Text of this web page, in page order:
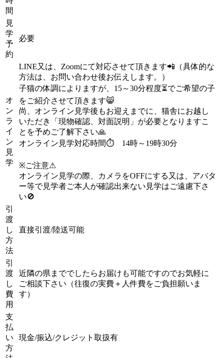
間
見
学
予
約
必要
オ
ン
ラ
イ
ン
見
学
LINE又は、Zoomにて対応させて頂きます📲（具体的な
方法は、お問い合わせ後お伝えします。）
子猫の体調によりますが、15～30分程度⏳でご希望の子
をご紹介させて頂きます😸
尚、オンライン見学後もお迎えまでに、猫舎にお越し
いただき「現物確認、対面説明」が必要となりますこ
とを予めご了解下さい🙏
オンライン見学対応時間⏱ 14時～19時30分
※ご注意⚠
オンライン見学の際、カメラをOFFにする又は、アバタ
ー等で見学者ご本人が確認出来ない見学はご遠慮下さ
い🚫
引
渡
し
方
法
直接引渡/陸送可能
引
渡
し
費
用
近隣の県まででしたらお届けも可能ですのでお気軽に
ご相談下さい（往復の実費＋人件費をご負担願いま
す）
支
払
い
方
現金/振込/クレジット取扱有